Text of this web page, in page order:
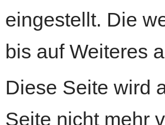
eingestellt. Die
bis auf Weiteres
Diese Seite wird
Seite nicht mehr